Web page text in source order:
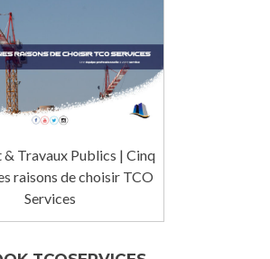
Travaux Publics | Cinq
raisons de choisir TCO
Services